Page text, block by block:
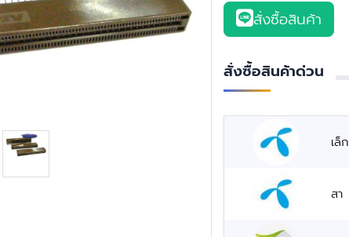
สั่งซื้อสินค้า
สั่งซื้อสินค้าด่วน
เล็ก
สา